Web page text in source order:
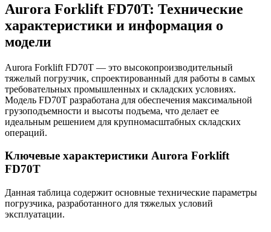
Aurora Forklift FD70T: Технические
характеристики и информация о
модели
Aurora Forklift FD70T — это высокопроизводительный
тяжелый погрузчик, спроектированный для работы в самых
требовательных промышленных и складских условиях.
Модель FD70T разработана для обеспечения максимальной
грузоподъемности и высоты подъема, что делает ее
идеальным решением для крупномасштабных складских
операций.
Ключевые характеристики Aurora Forklift
FD70T
Данная таблица содержит основные технические параметры
погрузчика, разработанного для тяжелых условий
эксплуатации.